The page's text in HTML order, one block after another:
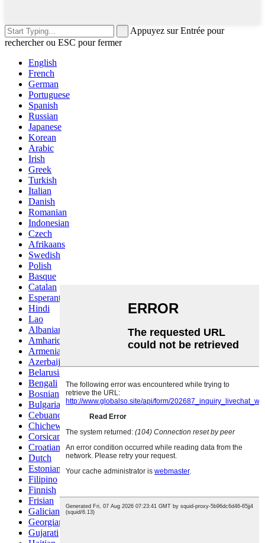
Appuyez sur Entrée pour
rechercher ou ESC pour fermer
English
French
German
Portuguese
Spanish
Russian
Japanese
Korean
Arabic
Irish
Greek
Turkish
Italian
Danish
Romanian
Indonesian
Czech
Afrikaans
Swedish
Polish
Basque
Catalan
Esperanto
Hindi
Lao
Albanian
Amharic
Armenian
Azerbaijani
Belarusian
Bengali
Bosnian
Bulgarian
Cebuano
Chichewa
Corsican
Croatian
Dutch
Estonian
Filipino
Finnish
Frisian
Galician
Georgian
Gujarati